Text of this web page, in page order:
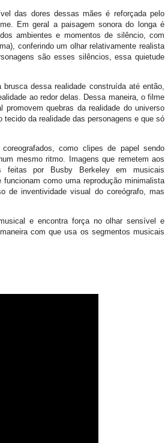
das dores dessas mães é reforçada pelo
Em geral a paisagem sonora do longa é
ambientes e momentos de silêncio, com
conferindo um olhar relativamente realista
são esses silêncios, essa quietude
dessa realidade construída até então,
ao redor delas. Dessa maneira, o filme
quebras da realidade do universo
da realidade das personagens e que só
como clipes de papel sendo
mesmo ritmo. Imagens que remetem aos
feitas por Busby Berkeley em musicais
como uma reprodução minimalista
de inventividade visual do coreógrafo, mas
e encontra força no olhar sensível e
com que usa os segmentos musicais